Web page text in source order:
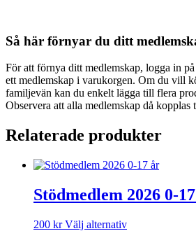
Så här förnyar du ditt
För att förnya ditt medlemskap, logga in
ett medlemskap i varukorgen. Om du vill
familjevän kan du enkelt lägga till flera
Observera att alla medlemskap då
Relaterade produkter
Stödmedlem 2026 0-
200 kr Välj alternativ